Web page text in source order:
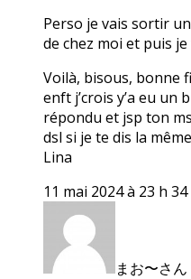
Perso je vais sortir
de chez moi et puis je
Voilà, bisous, bonne
enft j’crois y’a eu un
répondu et jsp ton
dsl si je te dis la
Lina
11 mai 2024 à 23 h
まお〜さん